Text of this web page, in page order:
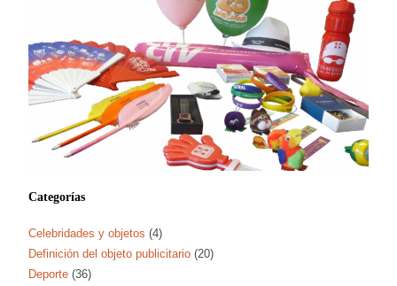
Categorías
Celebridades y objetos (4)
Definición del objeto publicitario (20)
Deporte (36)